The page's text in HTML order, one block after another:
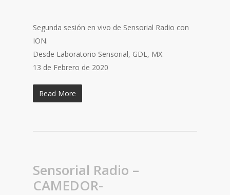
Segunda sesión en vivo de Sensorial Radio con
ION.
Desde Laboratorio Sensorial, GDL, MX.
13 de Febrero de 2020
Read More
Sensorial Radio –
CAMEDOR-